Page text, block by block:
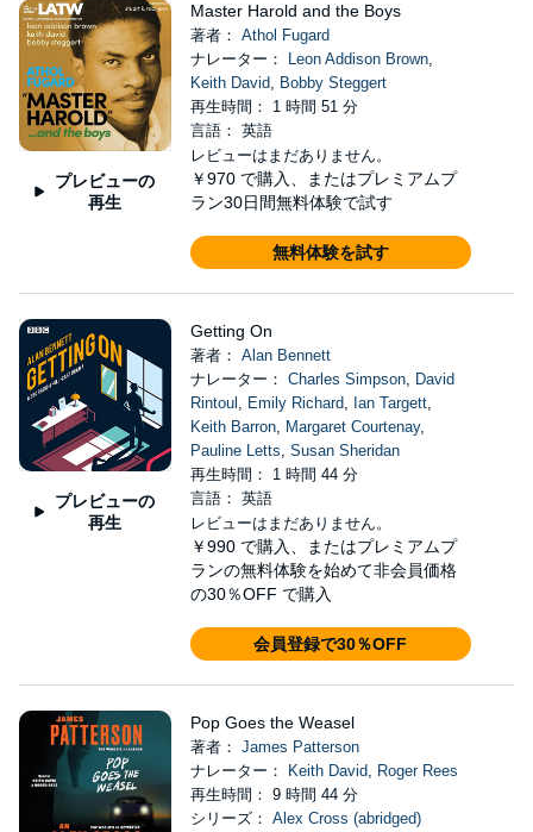
プレビューの
再生
Master Harold and the Boys
著者： Athol Fugard
ナレーター：
Leon Addison Brown,
Keith David, Bobby Steggert
再生時間： 1 時間 51 分
言語： 英語
レビューはまだありません。
￥970 で購入、またはプレミアムプ
ラン30日間無料体験で試す
無料体験を試す
プレビューの
再生
Getting On
著者： Alan Bennett
ナレーター： Charles Simpson, David
Rintoul , Emily Richard, Ian Targett,
Keith Barron, Margaret Courtenay,
Pauline Letts, Susan Sheridan
再生時間： 1 時間 44 分
言語： 英語
レビューはまだありません。
￥990 で購入、またはプレミアムプ
ランの無料体験を始めて非会員価格
の30％OFF で購入
会員登録で30％OFF
Pop Goes the Weasel
著者： James Patterson
ナレーター：
Keith David, Roger Rees
再生時間： 9 時間 44 分
シリーズ： Alex Cross (abridged)